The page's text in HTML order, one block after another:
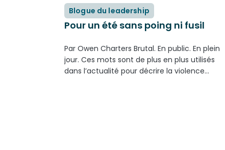
Blogue du leadership
Pour un été sans poing ni fusil
Par Owen Charters Brutal. En public. En plein
jour. Ces mots sont de plus en plus utilisés
dans l’actualité pour décrire la violence